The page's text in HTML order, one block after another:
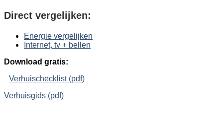
Direct vergelijken:
Energie vergelijken
Internet, tv + bellen
Download gratis:
Verhuischecklist (pdf)
Verhuisgids (pdf)